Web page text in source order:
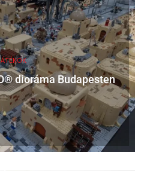
dioráma Budapesten